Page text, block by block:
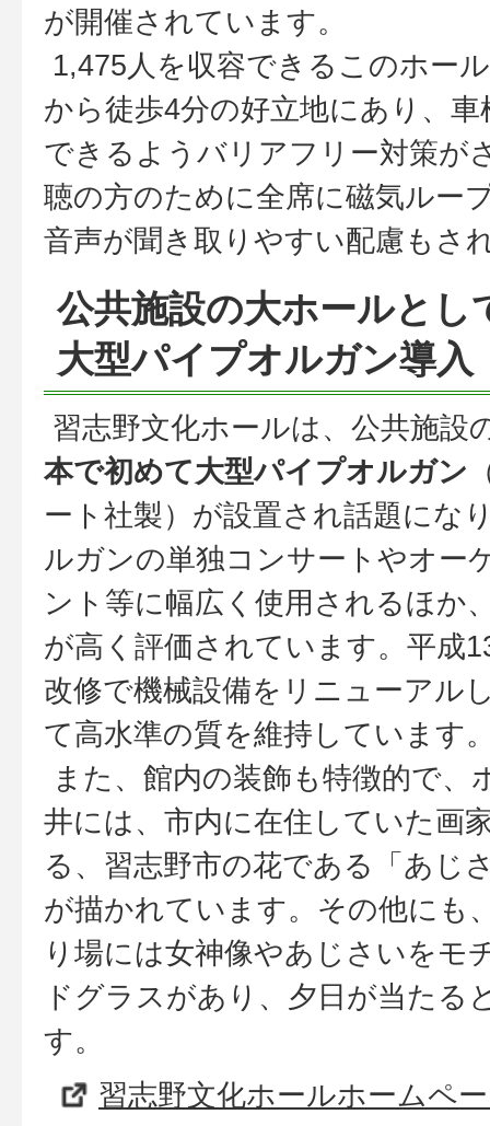
が開催されています。
1,475人を収容できるこのホー
から徒歩4分の好立地にあり、
できるようバリアフリー対策が
聴の方のために全席に磁気ルー
音声が聞き取りやすい配慮もさ
公共施設の大ホールとし
大型パイプオルガン導入
習志野文化ホールは、公共施設
本で初めて大型パイプオルガン
ート社製）が設置され話題にな
ルガンの単独コンサートやオー
ント等に幅広く使用されるほか
が高く評価されています。平成
改修で機械設備をリニューアル
て高水準の質を維持しています
また、館内の装飾も特徴的で、
井には、市内に在住していた画
る、習志野市の花である「あじ
が描かれています。その他にも
り場には女神像やあじさいをモ
ドグラスがあり、夕日が当たる
す。
習志野文化ホールホームペ